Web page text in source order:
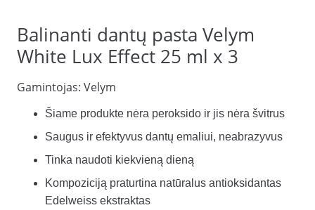
Balinanti dantų pasta Velym
White Lux Effect 25 ml x 3
Gamintojas: Velym
Šiame produkte nėra peroksido ir jis nėra švitrus
Saugus ir efektyvus dantų emaliui, neabrazyvus
Tinka naudoti kiekvieną dieną
Kompoziciją praturtina natūralus antioksidantas
Edelweiss ekstraktas